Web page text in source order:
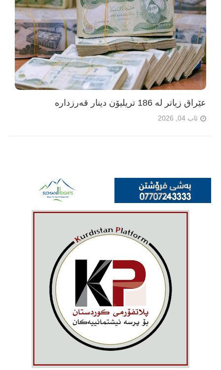
عێراق زیاتر لە 186 تریلیۆن دینار قەرزدارە
ئاب 04, 2026